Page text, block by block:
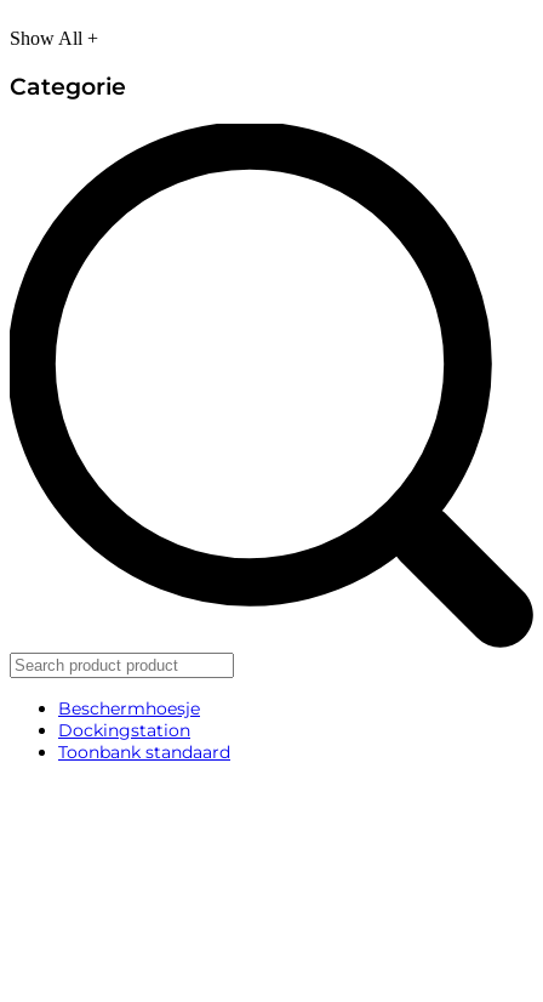
Show All +
Categorie
Beschermhoesje
Dockingstation
Toonbank standaard